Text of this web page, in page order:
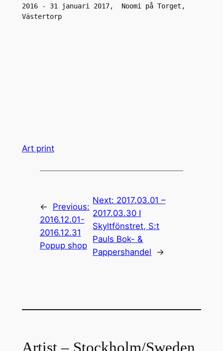
2016 - 31 januari 2017,  Noomi på Torget,
Västertorp
Art print
←
Previous:
2016.12.01-
2016.12.31
Popup shop
Next: 2017.03.01 –
2017.03.30 I
Skyltfönstret, S:t
Pauls Bok- &
Pappershandel
→
Artist – Stockholm/Sweden